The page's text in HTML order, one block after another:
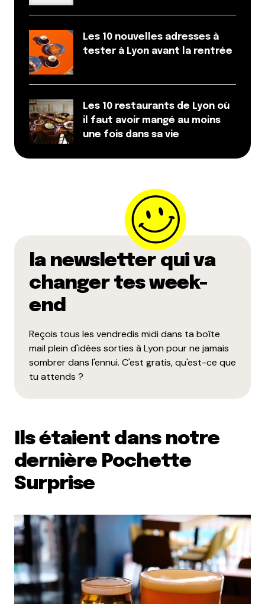
Les 10 nouvelles adresses à
tester à Lyon avant la rentrée
Les 10 restaurants de Lyon où
il faut avoir mangé au moins
une fois dans sa vie
la newsletter qui va
changer tes week-
end
Reçois tous les vendredis midi dans ta boîte
mail plein d'idées sorties à Lyon pour ne jamais
sombrer dans l'ennui. C'est gratis, qu'est-ce que
tu attends ?
Ils étaient dans notre
dernière Pochette
Surprise